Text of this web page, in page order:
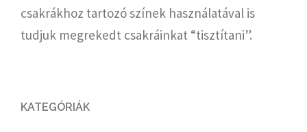
csakrákhoz tartozó színek használatával is
tudjuk megrekedt csakráinkat “tisztítani”.
KATEGÓRIÁK